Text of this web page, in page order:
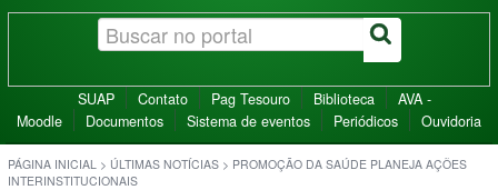
SUAP Contato Pag Tesouro Biblioteca
AVA -
Moodle
Documentos Sistema de eventos Periódicos Ouvidoria
PÁGINA INICIAL > ÚLTIMAS NOTÍCIAS > PROMOÇÃO DA SAÚDE PLANEJA AÇÕES
INTERINSTITUCIONAIS